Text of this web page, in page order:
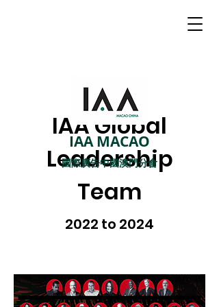
IAA MACAO
國際廣告中國澳門分會
IAA Global
Leadership
Team
2022 to 2024